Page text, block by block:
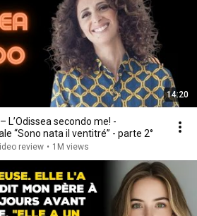
14:20
L’Odissea secondo me! -
“Sono nata il ventitré” - parte 2°
review • 1M views